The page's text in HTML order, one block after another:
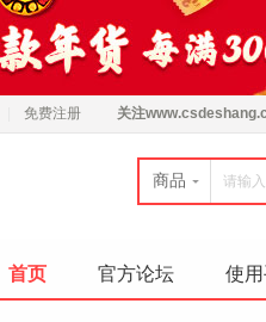
免费注册 关注
商品
首页 官方论坛 使